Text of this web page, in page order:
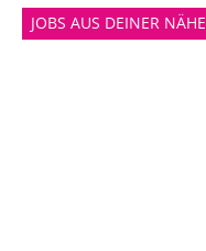
JOBS AUS DEINER NÄHE